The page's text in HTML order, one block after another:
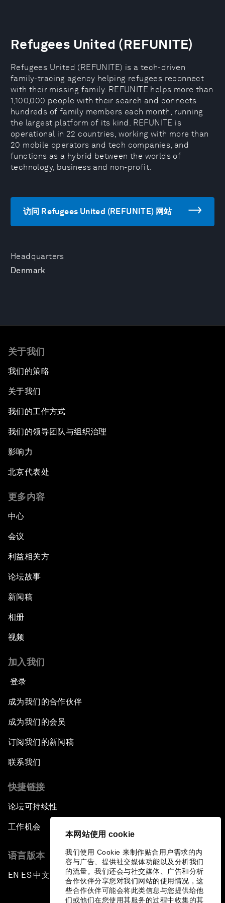
本网站使用 cookie
我们使用 Cookie 来制作贴合用户需求的内
容与广告、提供社交媒体功能以及分析我们
的流量。我们还会与社交媒体、广告和分析
合作伙伴分享您对我们网站的使用情况，这
些合作伙伴可能会将此类信息与您提供给他
们或他们在您使用其服务的过程中收集的其
Headquarters
Denmark
Refugees United (REFUNITE)
Refugees United (REFUNITE) is a tech-driven
family-tracing agency helping refugees reconnect
with their missing family. REFUNITE helps more than
1,100,000 people with their search and connects
hundreds of family members each month, running
the largest platform of its kind. REFUNITE is
operational in 22 countries, working with more than
20 mobile operators and tech companies, and
functions as a hybrid between the worlds of
technology, business and non-profit.
访问 Refugees United (REFUNITE) 网站
关于我们
我们的策略
关于我们
我们的工作方式
我们的领导团队与组织治理
影响力
北京代表处
更多内容
中心
会议
利益相关方
论坛故事
新闻稿
相册
视频
加入我们
登录
成为我们的合作伙伴
成为我们的会员
订阅我们的新闻稿
联系我们
快捷链接
论坛可持续性
工作机会
语言版本
EN ▪ES▪中文▪ 日本語